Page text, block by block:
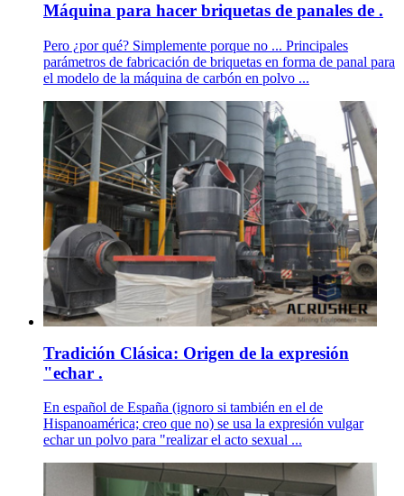
Máquina para hacer briquetas de panales de .
Pero ¿por qué? Simplemente porque no ... Principales
parámetros de fabricación de briquetas en forma de panal para
el modelo de la máquina de carbón en polvo ...
Tradición Clásica: Origen de la expresión
"echar .
En español de España (ignoro si también en el de
Hispanoamérica; creo que no) se usa la expresión vulgar
echar un polvo para "realizar el acto sexual ...